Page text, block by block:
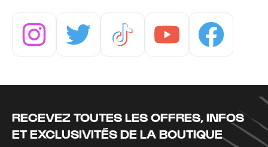
RECEVEZ TOUTES LES OFFRES, INFOS
ET EXCLUSIVITÉS DE LA BOUTIQUE